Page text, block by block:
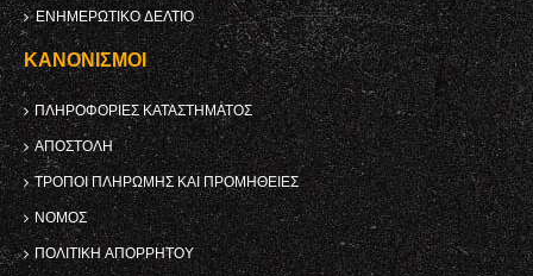
ΕΝΗΜΕΡΩΤΙΚΌ ΔΕΛΤΊΟ
ΚΑΝΟΝΙΣΜΟΊ
ΠΛΗΡΟΦΟΡΊΕΣ ΚΑΤΑΣΤΉΜΑΤΟΣ
ΑΠΟΣΤΟΛΉ
ΤΡΌΠΟΙ ΠΛΗΡΩΜΉΣ ΚΑΙ ΠΡΟΜΉΘΕΙΕΣ
ΝΌΜΟΣ
ΠΟΛΙΤΙΚΉ ΑΠΟΡΡΉΤΟΥ